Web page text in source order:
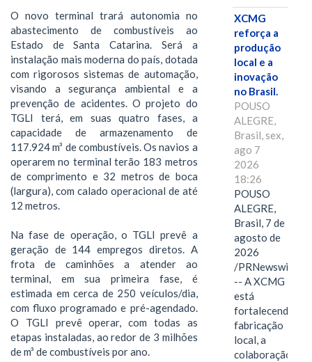
O novo terminal trará autonomia no
abastecimento de combustíveis ao
Estado de Santa Catarina. Será a
instalação mais moderna do país, dotada
com rigorosos sistemas de automação,
visando a segurança ambiental e a
prevenção de acidentes. O projeto do
TGLI terá, em suas quatro fases, a
capacidade de armazenamento de
117.924 m³ de combustíveis. Os navios a
operarem no terminal terão 183 metros
de comprimento e 32 metros de boca
(largura), com calado operacional de até
12 metros.
Na fase de operação, o TGLI prevê a
geração de 144 empregos diretos. A
frota de caminhões a atender ao
terminal, em sua primeira fase, é
estimada em cerca de 250 veículos/dia,
com fluxo programado e pré-agendado.
O TGLI prevê operar, com todas as
etapas instaladas, ao redor de 3 milhões
de m³ de combustíveis por ano.
XCMG
reforça a
produção
local e a
inovação
no Brasil.
POUSO
ALEGRE,
Brasil, sex,
ago 7
2026
18:26
POUSO
ALEGRE,
Brasil, 7 de
agosto de
2026
/PRNewswire/
-- A XCMG
está
fortalecendo a
fabricação
local, a
colaboração